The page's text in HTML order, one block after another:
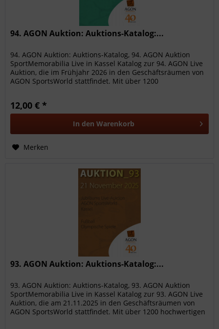
94. AGON Auktion: Auktions-Katalog:...
94. AGON Auktion: Auktions-Katalog, 94. AGON Auktion
SportMemorabilia Live in Kassel Katalog zur 94. AGON Live
Auktion, die im Frühjahr 2026 in den Geschäftsräumen von
AGON SportsWorld stattfindet. Mit über 1200
12,00 € *
In den Warenkorb
Merken
93. AGON Auktion: Auktions-Katalog:...
93. AGON Auktion: Auktions-Katalog, 93. AGON Auktion
SportMemorabilia Live in Kassel Katalog zur 93. AGON Live
Auktion, die am 21.11.2025 in den Geschäftsräumen von
AGON SportsWorld stattfindet. Mit über 1200 hochwertigen